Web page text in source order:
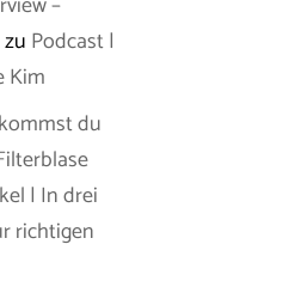
zu Podcast |
Kim
du
| In drei
richtigen